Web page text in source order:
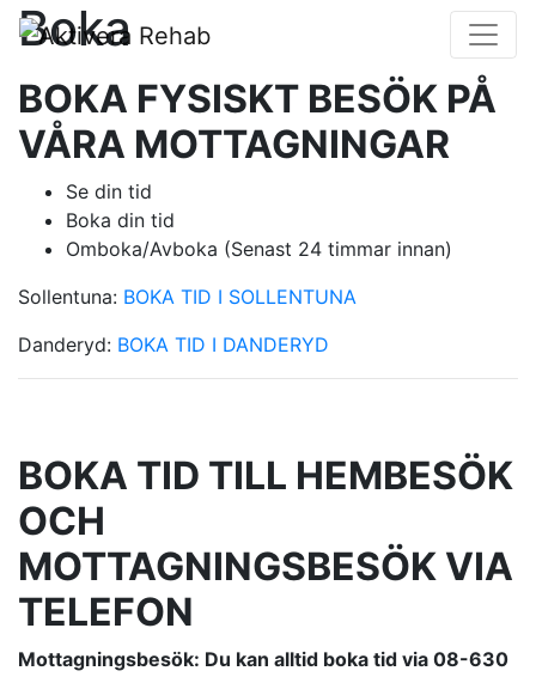
Boka
BOKA FYSISKT BESÖK PÅ
VÅRA MOTTAGNINGAR
Se din tid
Boka din tid
Omboka/Avboka (Senast 24 timmar innan)
Sollentuna: BOKA TID I SOLLENTUNA
Danderyd: BOKA TID I DANDERYD
BOKA TID TILL HEMBESÖK
OCH
MOTTAGNINGSBESÖK VIA
TELEFON
Mottagningsbesök: Du kan alltid boka tid via 08-630